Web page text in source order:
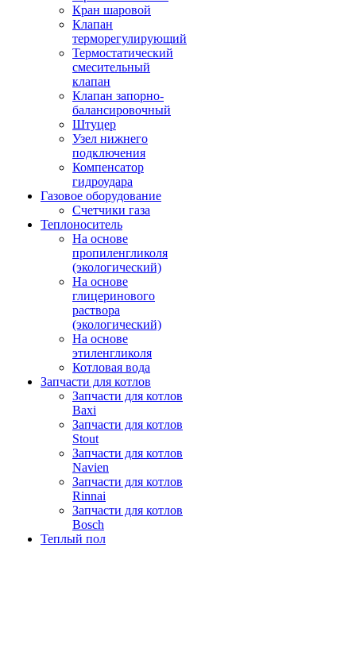
Кран шаровой
Клапан
терморегулирующий
Термостатический
смесительный
клапан
Клапан запорно-
балансировочный
Штуцер
Узел нижнего
подключения
Компенсатор
гидроудара
Газовое оборудование
Счетчики газа
Теплоноситель
На основе
пропиленгликоля
(экологический)
На основе
глицеринового
раствора
(экологический)
На основе
этиленгликоля
Котловая вода
Запчасти для котлов
Запчасти для котлов
Baxi
Запчасти для котлов
Stout
Запчасти для котлов
Navien
Запчасти для котлов
Rinnai
Запчасти для котлов
Bosch
Теплый пол